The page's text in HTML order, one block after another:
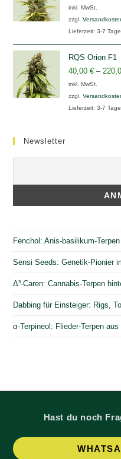
inkl. MwSt.
zzgl.
Lieferzeit:3-7
RQS Orion F1
40,00€ –
inkl. MwSt.
zzgl.
Lieferzeit:3-7
Newsletter
Fenchol: Anis-basilikum-
Sensi Seeds: Genetik-Pionier
Δ³-Caren: Cannabis-Terpen
Dabbing für Einsteiger: Rigs,
α-Terpineol: Flieder-Terpen aus
Hast du noch